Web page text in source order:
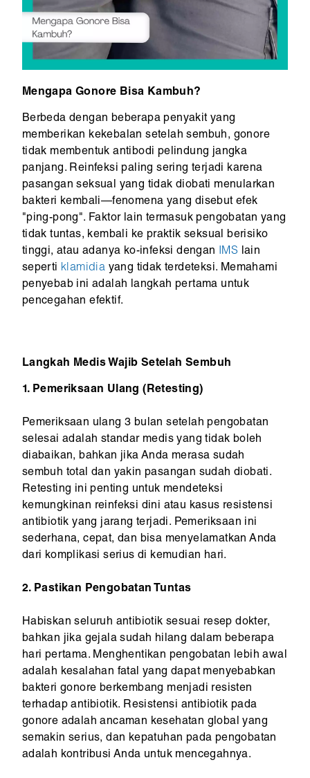
Mengapa Gonore Bisa Kambuh?
Berbeda dengan beberapa penyakit yang
memberikan kekebalan setelah sembuh, gonore
tidak membentuk antibodi pelindung jangka
panjang. Reinfeksi paling sering terjadi karena
pasangan seksual yang tidak diobati menularkan
bakteri kembali—fenomena yang disebut efek
"ping-pong". Faktor lain termasuk pengobatan yang
tidak tuntas, kembali ke praktik seksual berisiko
tinggi, atau adanya ko-infeksi dengan IMS lain
seperti klamidia yang tidak terdeteksi. Memahami
penyebab ini adalah langkah pertama untuk
pencegahan efektif.
Langkah Medis Wajib Setelah Sembuh
1. Pemeriksaan Ulang (Retesting)
Pemeriksaan ulang 3 bulan setelah pengobatan
selesai adalah standar medis yang tidak boleh
diabaikan, bahkan jika Anda merasa sudah
sembuh total dan yakin pasangan sudah diobati.
Retesting ini penting untuk mendeteksi
kemungkinan reinfeksi dini atau kasus resistensi
antibiotik yang jarang terjadi. Pemeriksaan ini
sederhana, cepat, dan bisa menyelamatkan Anda
dari komplikasi serius di kemudian hari.
2. Pastikan Pengobatan Tuntas
Habiskan seluruh antibiotik sesuai resep dokter,
bahkan jika gejala sudah hilang dalam beberapa
hari pertama. Menghentikan pengobatan lebih awal
adalah kesalahan fatal yang dapat menyebabkan
bakteri gonore berkembang menjadi resisten
terhadap antibiotik. Resistensi antibiotik pada
gonore adalah ancaman kesehatan global yang
semakin serius, dan kepatuhan pada pengobatan
adalah kontribusi Anda untuk mencegahnya.